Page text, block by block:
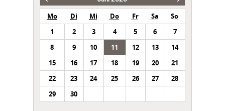
Mo Di Mi Do Fr Sa
So
1
2 3 4 5 6
7
8
9 10 11 12 13
14
15
16 17 18 19 20
21
22
23 24 25 26 27
28
29
30